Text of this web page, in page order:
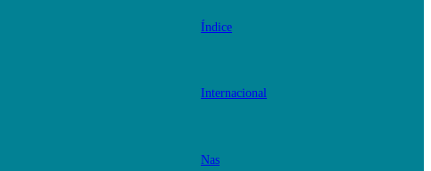
Índice
Internacional
Nas